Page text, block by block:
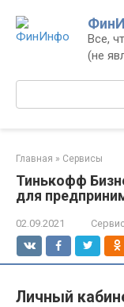
контенту
Все,
(не
Поиск:
Главная » Сервисы
Тинькофф
для
02.09.2021
Личный